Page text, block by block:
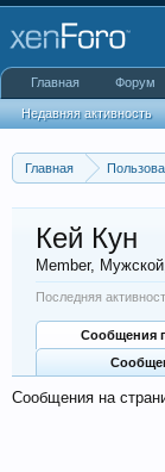
Главная
Кей Кун
Member,
Последняя
Сообщения
Сообщения на
Главная Форум
Недавняя активность